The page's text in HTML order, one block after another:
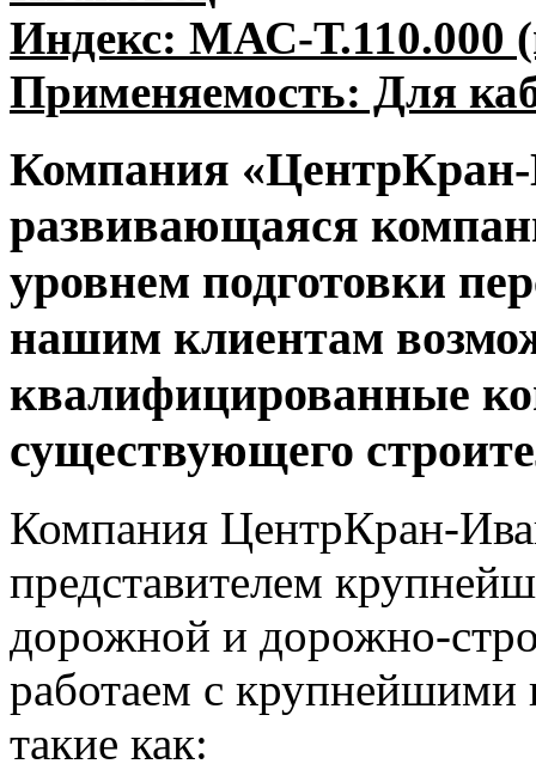
Индекс: МАС-Т.110.000
Применяемость: Для
Компания
развивающаяся
уровнем подготовки
нашим клиентам
квалифицированные
существующего
Компания ЦентрКран-
представителем
дорожной и дорожно-
работаем с крупнейшими
такие как: